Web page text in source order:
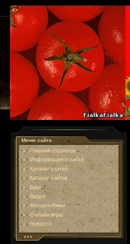
Меню сайта
Главная страница
Информация о сайте
Каталог статей
Каталог сайтов
Блог
Видео
Фотоальбомы
Онлайн игры
Новости